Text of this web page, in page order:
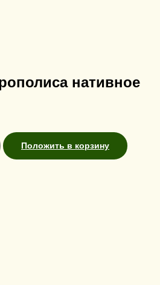
нативное
Положить в корзину